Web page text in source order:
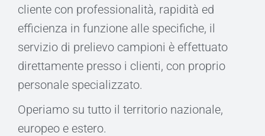
cliente con professionalità, rapidità ed
efficienza in funzione alle specifiche, il
servizio di prelievo campioni è effettuato
direttamente presso i clienti, con proprio
personale specializzato.
Operiamo su tutto il territorio nazionale,
europeo e estero.